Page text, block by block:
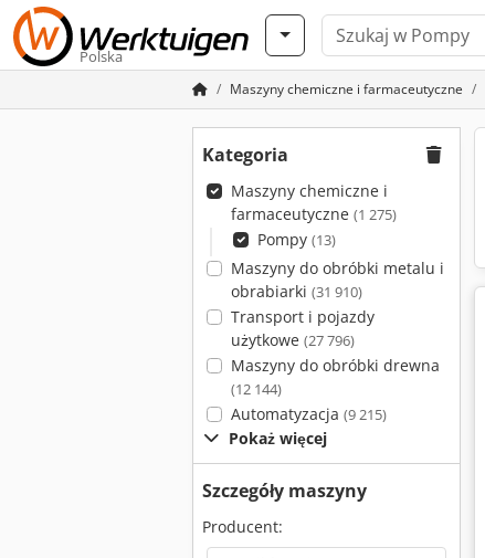
Polska
Maszyny chemiczne i farmaceutyczne
Kategoria
Maszyny chemiczne i
farmaceutyczne (1 275)
Pompy (13)
Maszyny do obróbki metalu i
obrabiarki (31 910)
Transport i pojazdy
użytkowe (27 796)
Maszyny do obróbki drewna
(12 144)
Automatyzacja (9 215)
Pokaż więcej
Szczegóły maszyny
Producent: